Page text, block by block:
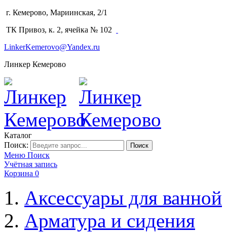
г. Кемерово, Мариинская, 2/1
ТК Привоз, к. 2, ячейка № 102
LinkerKemerovo@Yandex.ru
Линкер Кемерово
Каталог
Поиск:
Поиск
Меню Поиск
Учётная запись
Корзина 0
Аксессуары для ванной
Арматура и сидения